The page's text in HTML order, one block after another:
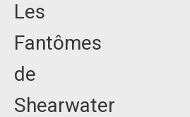
Les
Fantômes
de
Shearwater